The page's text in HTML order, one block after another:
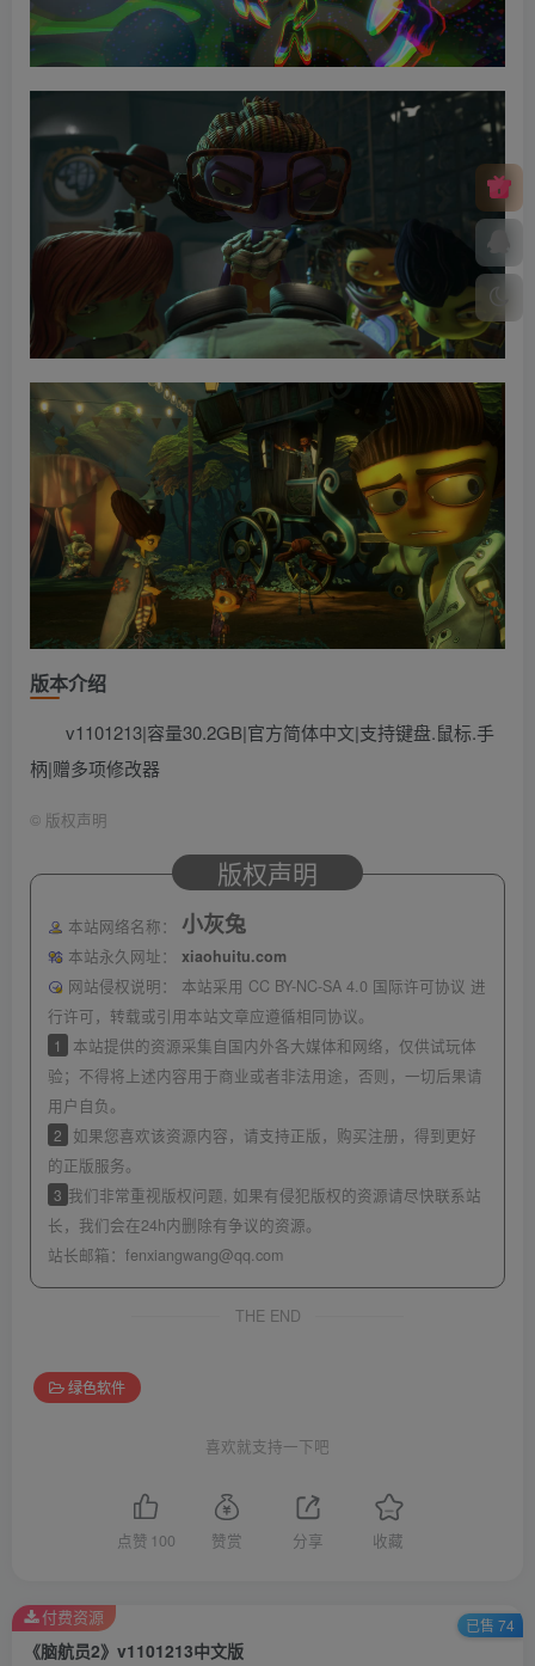
版本介绍
v1101213|容量30.2GB|官方简体中文|支持键盘.鼠标.手
柄|赠多项修改器
© 版权声明
版权声明
本站网络名称： 小灰兔
本站永久网址：
xiaohuitu.com
网站侵权说明：
本站采用 CC BY-NC-SA 4.0 国际许可协议 进
行许可，转载或引用本站文章应遵循相同协议。
1
本站提供的资源采集自国内外各大媒体和网络，仅供试玩体
验；不得将上述内容用于商业或者非法用途，否则，一切后果请
用户自负。
2
如果您喜欢该资源内容，请支持正版，购买注册，得到更好
的正版服务。
3 我们非常重视版权问题, 如果有侵犯版权的资源请尽快联系站
长，我们会在24h内删除有争议的资源。
站长邮箱： fenxiangwang@qq.com
THE END
绿色软件
喜欢就支持一下吧
点赞 100 赞赏 分享 收藏
《脑航员2》v1101213中文版
付费资源 已售 74